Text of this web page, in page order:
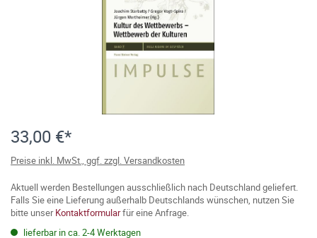
33,00 €*
Preise inkl. MwSt., ggf. zzgl. Versandkosten
Aktuell werden Bestellungen ausschließlich nach Deutschland geliefert.
Falls Sie eine Lieferung außerhalb Deutschlands wünschen, nutzen Sie
bitte unserKontaktformularfür eine Anfrage.
lieferbar in ca. 2-4 Werktagen